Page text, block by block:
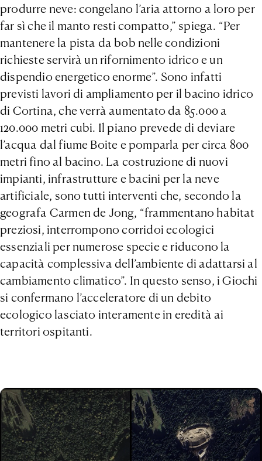
produrre neve: congelano l’aria attorno a loro per
far sì che il manto resti compatto,” spiega. “Per
mantenere la pista da bob nelle condizioni
richieste servirà un rifornimento idrico e un
dispendio energetico enorme”. Sono infatti
previsti lavori di ampliamento per il bacino idrico
di Cortina, che verrà aumentato da 85.000 a
120.000 metri cubi. Il piano prevede di deviare
l’acqua dal fiume Boite e pomparla per circa 800
metri fino al bacino. La costruzione di nuovi
impianti, infrastrutture e bacini per la neve
artificiale, sono tutti interventi che, secondo la
geografa Carmen de Jong, “frammentano habitat
preziosi, interrompono corridoi ecologici
essenziali per numerose specie e riducono la
capacità complessiva dell’ambiente di adattarsi al
cambiamento climatico”. In questo senso, i Giochi
si confermano l’acceleratore di un debito
ecologico lasciato interamente in eredità ai
territori ospitanti.